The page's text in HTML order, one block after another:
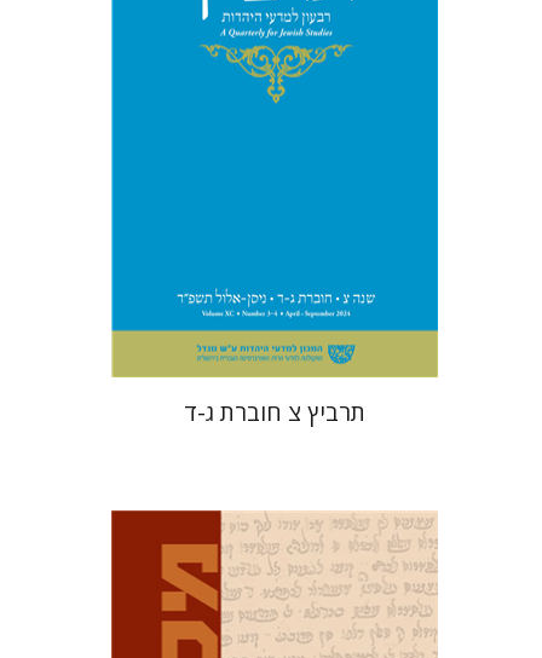
$63
$57
תרביץ צ חוברת ג-ד
דוד מ' בוניס עפרה תירוש-בקר